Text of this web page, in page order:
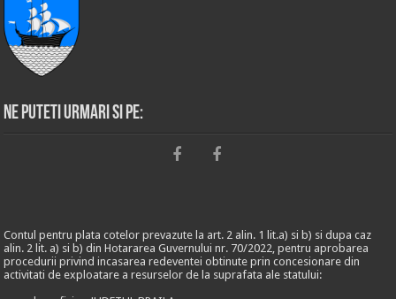
Ne puteti urmari si pe:
Contul pentru plata cotelor prevazute la art. 2 alin. 1 lit.a) si b) si dupa caz
alin. 2 lit. a) si b) din Hotararea Guvernului nr. 70/2022, pentru aprobarea
procedurii privind incasarea redeventei obtinute prin concesionare din
activitati de exploatare a resurselor de la suprafata ale statului: